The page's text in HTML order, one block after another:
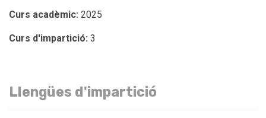
Curs acadèmic: 2025
Curs d'impartició: 3
Llengües d'impartició